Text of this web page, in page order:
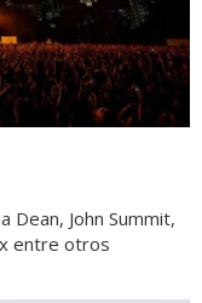
Dean, John Summit,
entre otros